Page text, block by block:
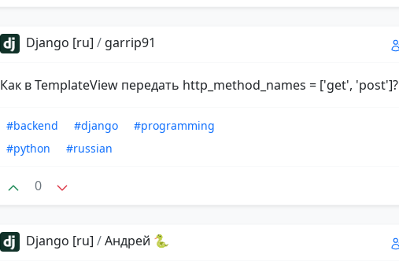
Django [ru] / garrip91
Как в TemplateView передать http_method_names = ['get', 'post']?
#backend #django
#programming
#python
#russian
0
Django [ru] /Андрей 🐍